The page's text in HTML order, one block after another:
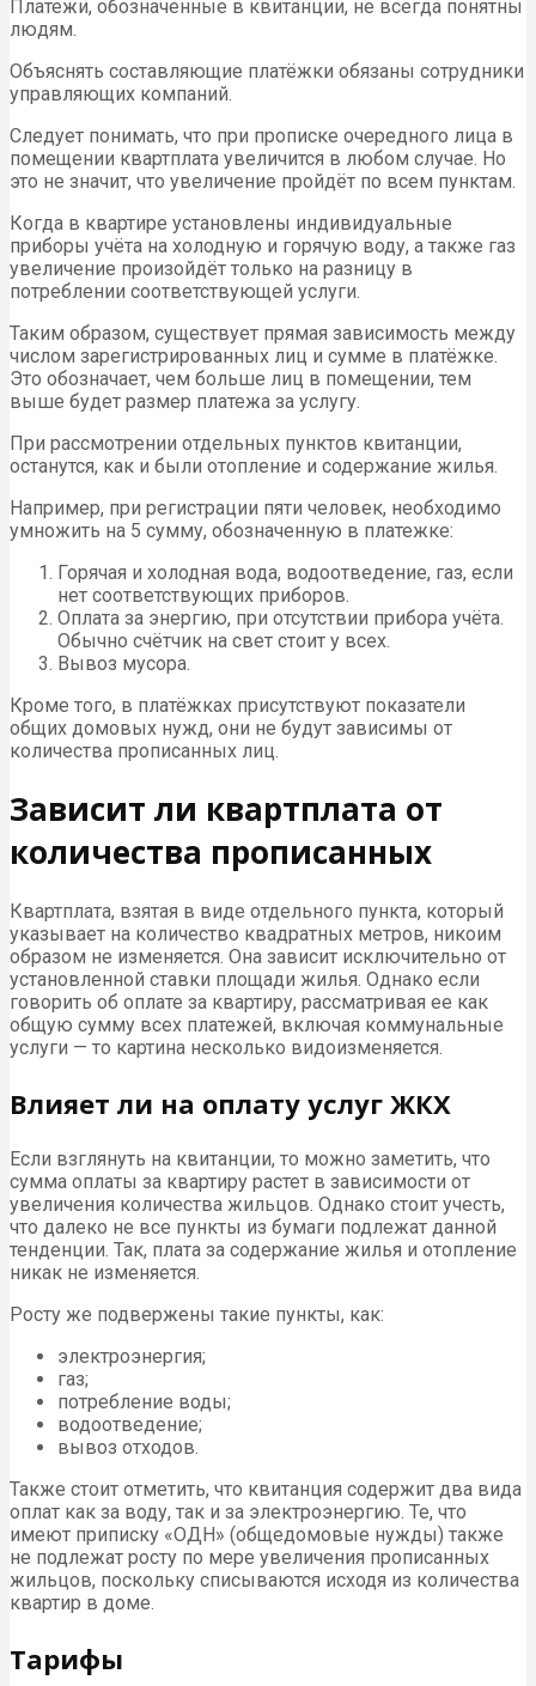
Платежи, обозначенные в квитанции, не всегда понятны
людям.
Объяснять составляющие платёжки обязаны сотрудники
управляющих компаний.
Следует понимать, что при прописке очередного лица в
помещении квартплата увеличится в любом случае. Но
это не значит, что увеличение пройдёт по всем пунктам.
Когда в квартире установлены индивидуальные
приборы учёта на холодную и горячую воду, а также газ
увеличение произойдёт только на разницу в
потреблении соответствующей услуги.
Таким образом, существует прямая зависимость между
числом зарегистрированных лиц и сумме в платёжке.
Это обозначает, чем больше лиц в помещении, тем
выше будет размер платежа за услугу.
При рассмотрении отдельных пунктов квитанции,
останутся, как и были отопление и содержание жилья.
Например, при регистрации пяти человек, необходимо
умножить на 5 сумму, обозначенную в платежке:
Горячая и холодная вода, водоотведение, газ, если
нет соответствующих приборов.
Оплата за энергию, при отсутствии прибора учёта.
Обычно счётчик на свет стоит у всех.
Вывоз мусора.
Кроме того, в платёжках присутствуют показатели
общих домовых нужд, они не будут зависимы от
количества прописанных лиц.
Зависит ли квартплата от
количества прописанных
Квартплата, взятая в виде отдельного пункта, который
указывает на количество квадратных метров, никоим
образом не изменяется. Она зависит исключительно от
установленной ставки площади жилья. Однако если
говорить об оплате за квартиру, рассматривая ее как
общую сумму всех платежей, включая коммунальные
услуги — то картина несколько видоизменяется.
Влияет ли на оплату услуг ЖКХ
Если взглянуть на квитанции, то можно заметить, что
сумма оплаты за квартиру растет в зависимости от
увеличения количества жильцов. Однако стоит учесть,
что далеко не все пункты из бумаги подлежат данной
тенденции. Так, плата за содержание жилья и отопление
никак не изменяется.
Росту же подвержены такие пункты, как:
электроэнергия;
газ;
потребление воды;
водоотведение;
вывоз отходов.
Также стоит отметить, что квитанция содержит два вида
оплат как за воду, так и за электроэнергию. Те, что
имеют приписку «ОДН» (общедомовые нужды) также
не подлежат росту по мере увеличения прописанных
жильцов, поскольку списываются исходя из количества
квартир в доме.
Тарифы